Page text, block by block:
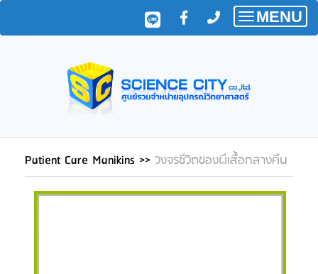
Toggle
MENU
Patient Care Manikins >> วงจรชีวิตของผึเสื้อกลางคืน